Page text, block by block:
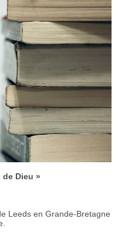
Dieu »
Leeds en Grande-Bretagne